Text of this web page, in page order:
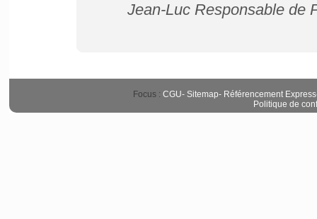
Jean-Luc Responsable de
Focus : CGU- Sitemap- Référencement Express
Politique de